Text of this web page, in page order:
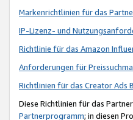
Markenrichtlinien für das
IP-Lizenz- und
Richtlinie für das Amazon
Anforderungen für
Richtlinien für das Creator Ads
Diese Richtlinien für das
Partnerprogramm; in diesen